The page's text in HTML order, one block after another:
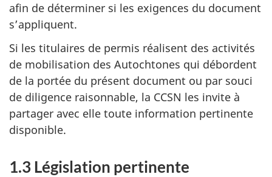
afin de déterminer si les exigences du document
s’appliquent.
Si les titulaires de permis réalisent des activités
de mobilisation des Autochtones qui débordent
de la portée du présent document ou par souci
de diligence raisonnable, la CCSN les invite à
partager avec elle toute information pertinente
disponible.
1.3 Législation pertinente